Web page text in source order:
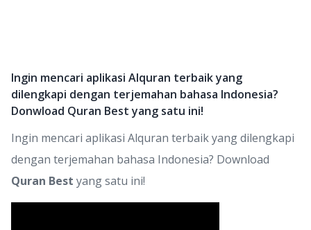
Ingin mencari aplikasi Alquran terbaik yang
dilengkapi dengan terjemahan bahasa Indonesia?
Donwload Quran Best yang satu ini!
Ingin mencari aplikasi Alquran terbaik yang dilengkapi
dengan terjemahan bahasa Indonesia? Download
Quran Best yang satu ini!